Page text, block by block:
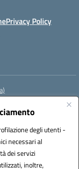
degli utenti -
necessari al
dei servizi
inoltre,
Privacy Policy
istsc_ceis014005